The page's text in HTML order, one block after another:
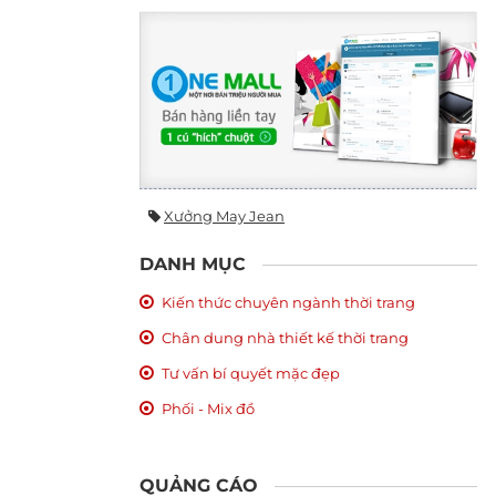
Xưởng May Jean
DANH MỤC
Kiến thức chuyên ngành thời trang
Chân dung nhà thiết kế thời trang
Tư vấn bí quyết mặc đẹp
Phối - Mix đồ
QUẢNG CÁO